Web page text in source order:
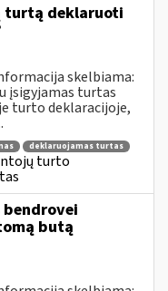
turtą deklaruoti
skelbiama:
įsigyjamas turtas
turto deklaracijoje,
deklaruojamas turtas
turto
butą